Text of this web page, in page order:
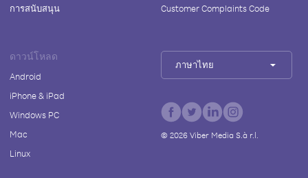
การสนับสนุน
Customer Complaints Code
ดาวน์โหลด
Android
iPhone & iPad
Windows PC
Mac
Linux
ภาษาไทย
© 2026Viber Media S.à r.l.